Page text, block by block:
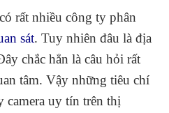
rất nhiều công ty phân
sát. Tuy nhiên đâu là địa
chắc hẳn là câu hỏi rất
tâm. Vậy những tiêu chí
camera uy tín trên thị